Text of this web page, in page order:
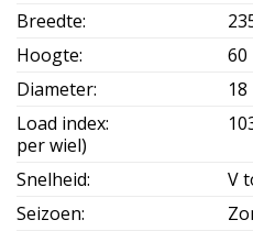
Breedte:
Hoogte:
60
Diameter:
18
Load index:
per wiel)
Snelheid:
V
Seizoen: